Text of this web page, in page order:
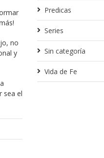
no
y
sea el
Predicas
Series
Sin categoría
Vida de Fe